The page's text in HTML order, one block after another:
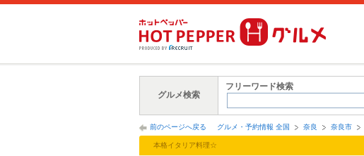
グルメ検索
フリーワード検索
前のページへ戻る グルメ・予約情報 全国 奈良 奈良市
本格イタリア料理☆